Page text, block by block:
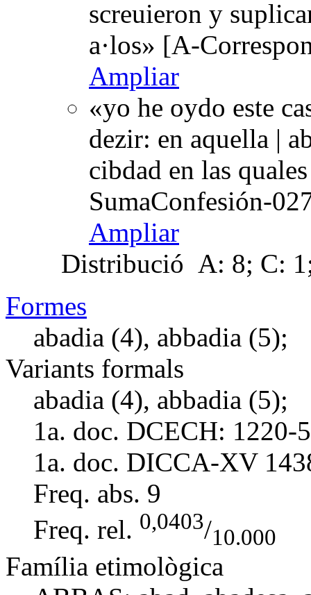
screuieron y
a·los» [A-
Ampliar
«yo he oydo este
dezir: en aquella |
cibdad en las
SumaConfesión-
Ampliar
Distribució A: 8; C:
Formes
abadia (4), abbadia (5);
Variants formals
abadia (4), abbadia (5);
1a. doc. DCECH: 1220-
1a. doc. DICCA-XV
Freq. abs. 9
Freq. rel. 0,0403/10.000
Família etimològica